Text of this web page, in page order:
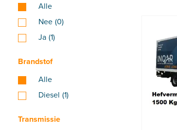
Alle
Nee (0)
Ja (1)
Brandstof
Alle
Diesel (1)
Transmissie